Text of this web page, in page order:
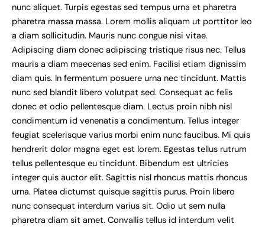
nunc aliquet. Turpis egestas sed tempus urna et pharetra
pharetra massa massa. Lorem mollis aliquam ut porttitor leo
a diam sollicitudin. Mauris nunc congue nisi vitae.
Adipiscing diam donec adipiscing tristique risus nec. Tellus
mauris a diam maecenas sed enim. Facilisi etiam dignissim
diam quis. In fermentum posuere urna nec tincidunt. Mattis
nunc sed blandit libero volutpat sed. Consequat ac felis
donec et odio pellentesque diam. Lectus proin nibh nisl
condimentum id venenatis a condimentum. Tellus integer
feugiat scelerisque varius morbi enim nunc faucibus. Mi quis
hendrerit dolor magna eget est lorem. Egestas tellus rutrum
tellus pellentesque eu tincidunt. Bibendum est ultricies
integer quis auctor elit. Sagittis nisl rhoncus mattis rhoncus
urna. Platea dictumst quisque sagittis purus. Proin libero
nunc consequat interdum varius sit. Odio ut sem nulla
pharetra diam sit amet. Convallis tellus id interdum velit